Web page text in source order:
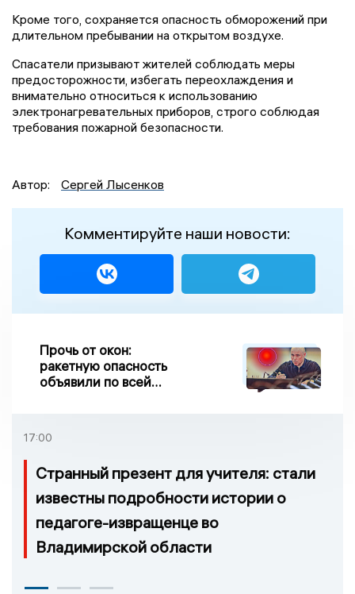
Кроме того, сохраняется опасность обморожений при
длительном пребывании на открытом воздухе.
Спасатели призывают жителей соблюдать меры
предосторожности, избегать переохлаждения и
внимательно относиться к использованию
электронагревательных приборов, строго соблюдая
требования пожарной безопасности.
Автор: Сергей Лысенков
Комментируйте наши новости:
Прочь от окон:
ракетную опасность
объявили по всей
17:00
Странный презент для учителя: стали
известны подробности истории о
педагоге-извращенце во
Владимирской области